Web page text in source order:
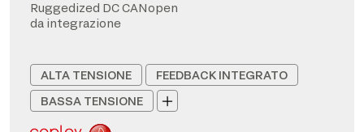
Ruggedized DC CANopen
da integrazione
ALTA TENSIONE
FEEDBACK INTEGRATO
BASSA TENSIONE